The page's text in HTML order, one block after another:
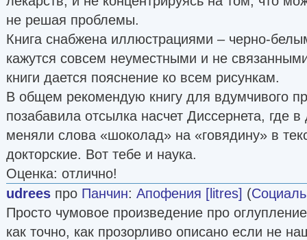
не решая проблемы.
Книга снабжена иллюстрациями – черно-
кажутся совсем неуместными и не
книги дается пояснение ко всем рисункам.
В общем рекомендую книгу для вдумчивого
позабавила отсылка насчет Диссернета, где
меняли слова «шоколад» на «говядину» в
докторские. Вот тебе и наука.
Оценка: отлично!
udrees про Панчин: Апофения [litres] (
Просто чумовое произведение про
как точно, как прозорливо описано если не